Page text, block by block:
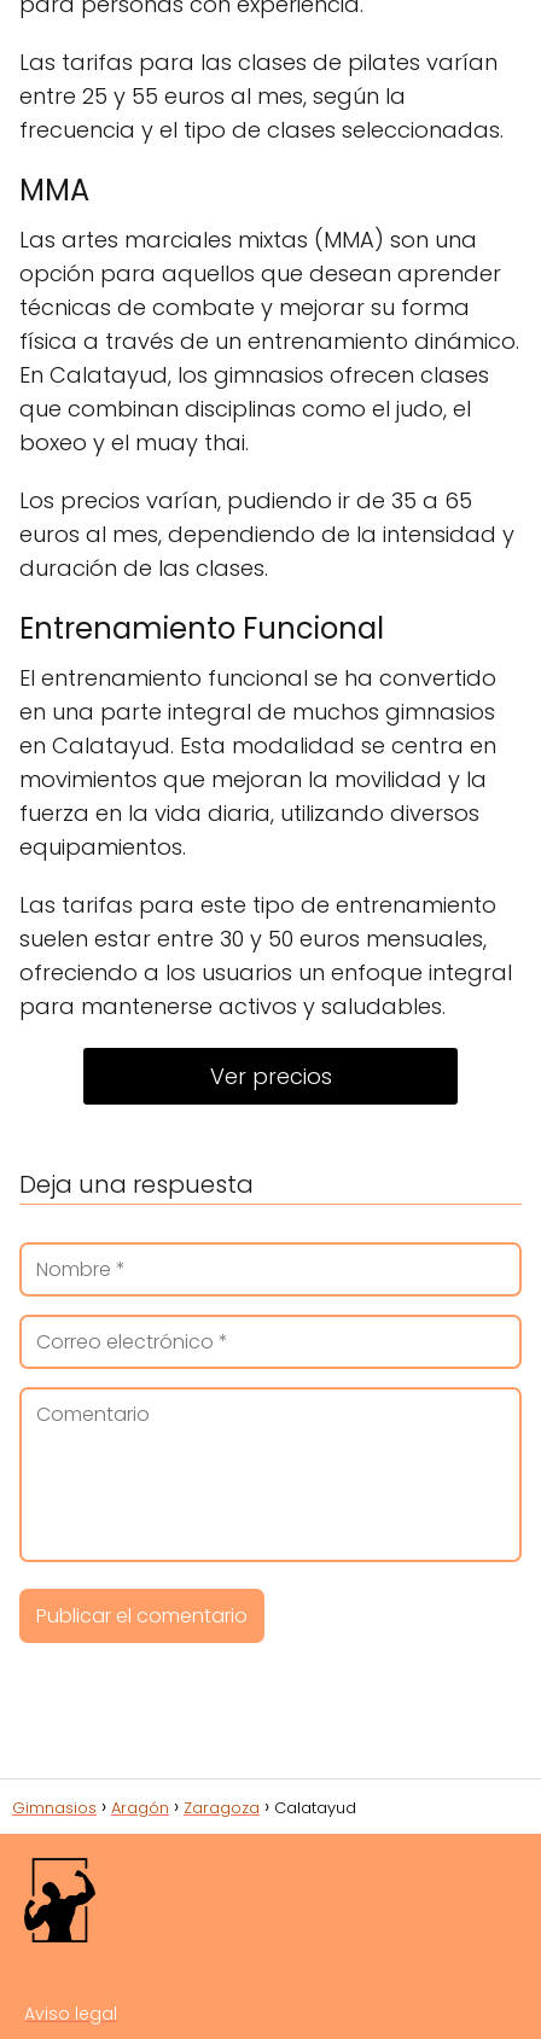
Las tarifas para las clases de pilates varían
entre 25 y 55 euros al mes, según la
frecuencia y el tipo de clases seleccionadas.
MMA
Las artes marciales mixtas (MMA) son una
opción para aquellos que desean aprender
técnicas de combate y mejorar su forma
física a través de un entrenamiento dinámico.
En Calatayud, los gimnasios ofrecen clases
que combinan disciplinas como el judo, el
boxeo y el muay thai.
Los precios varían, pudiendo ir de 35 a 65
euros al mes, dependiendo de la intensidad y
duración de las clases.
Entrenamiento Funcional
El entrenamiento funcional se ha convertido
en una parte integral de muchos gimnasios
en Calatayud. Esta modalidad se centra en
movimientos que mejoran la movilidad y la
fuerza en la vida diaria, utilizando diversos
equipamientos.
Las tarifas para este tipo de entrenamiento
suelen estar entre 30 y 50 euros mensuales,
ofreciendo a los usuarios un enfoque integral
para mantenerse activos y saludables.
Ver precios
Deja una respuesta
Gimnasios Aragón Zaragoza Calatayud
Aviso legal